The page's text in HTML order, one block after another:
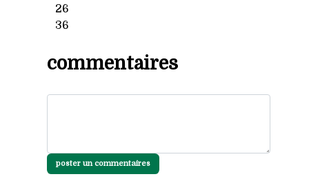
26
36
commentaires
poster un commentaires